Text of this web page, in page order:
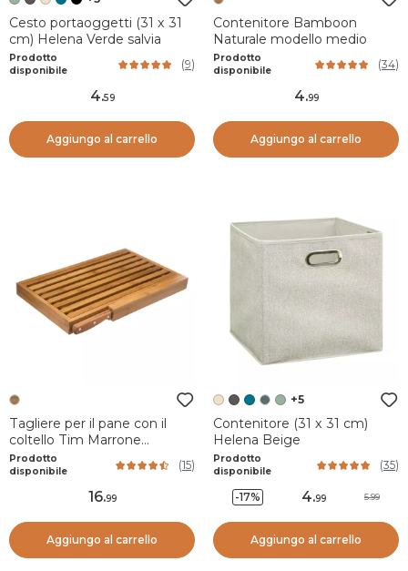
Cesto portaoggetti (31 x 31
cm) Helena Verde salvia
Prodotto
disponibile
(9)
4.59
Aggiungo al carrello
Contenitore Bamboon
Naturale modello medio
Prodotto
disponibile
(34)
4.99
Aggiungo al carrello
Tagliere per il pane con il
coltello Tim Marrone
naturale
Prodotto
disponibile
(15)
16.99
Aggiungo al carrello
+5
Contenitore (31 x 31 cm)
Helena Beige
Prodotto
disponibile
(35)
-17% 4.99 5.99
Aggiungo al carrello